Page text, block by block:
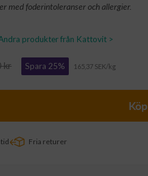
med foderintoleranser och allergier.
produkter från Kattovit >
kr Spara 25% 165,37 SEK/kg
Köp
Fria returer